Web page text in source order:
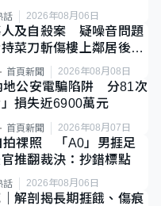
話 2026年08月06日
人及自殺案 疑噪音問題
菜刀斬傷樓上鄰居後墮
首頁新聞 2026年08月08日
地公安電騙陷阱 分81次
損失近6900萬元
首頁新聞 2026年08月07日
拍祼照 「A0」男捱足
推翻裁決：抄錯標點
話 2026年08月06日
解剖揭長期捱餓、傷痕